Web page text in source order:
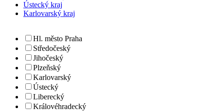
Ústecký kraj
Karlovarský kraj
Hl. město Praha
Středočeský
Jihočeský
Plzeňský
Karlovarský
Ústecký
Liberecký
Královéhradecký